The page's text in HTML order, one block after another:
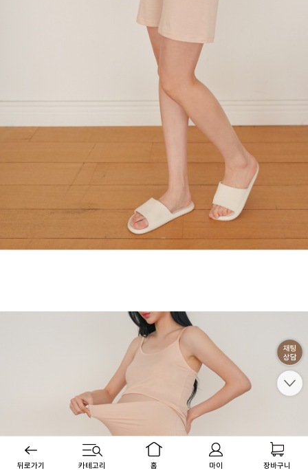
뒤로가기 카테고리 홈 마이 장바구니